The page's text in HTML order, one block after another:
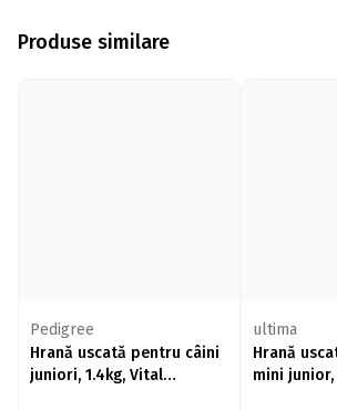
Produse similare
Pedigree
Hrană uscată pentru câini
juniori, 1.4kg, Vital
ultima
Hrană
mini junior,